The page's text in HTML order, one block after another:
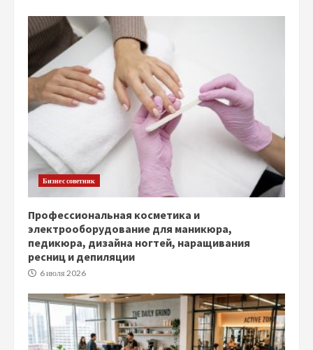
Бизнес советник
Профессиональная косметика и
электрооборудование для маникюра,
педикюра, дизайна ногтей, наращивания
ресниц и депиляции
6 июля 2026